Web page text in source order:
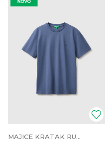
MAJICE KRATAK RUKAV